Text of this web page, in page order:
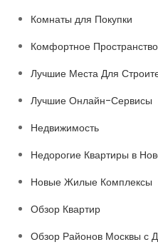
Комнаты для Покупки
Комфортное Пространство
Лучшие Места Для
Лучшие Онлайн-Сервисы
Недвижимость
Недорогие Квартиры в
Новые Жилые Комплексы
Обзор Квартир
Обзор Районов Москвы с